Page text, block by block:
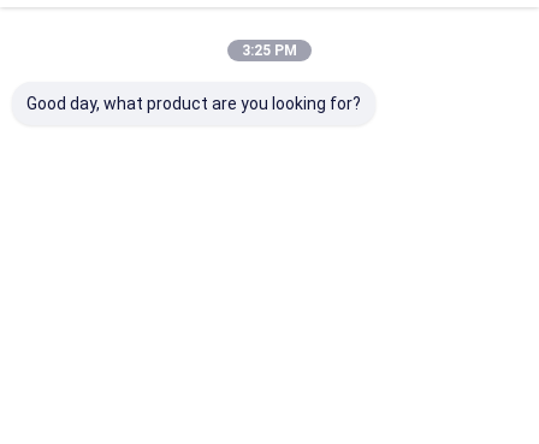
3:25 PM
Good day, what product are you looking for?